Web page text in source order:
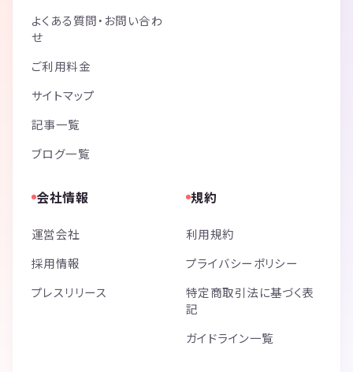
よくある質問・お問い合わ
せ
ご利用料金
サイトマップ
記事一覧
ブログ一覧
会社情報
運営会社
採用情報
プレスリリース
規約
利用規約
プライバシーポリシー
特定商取引法に基づく表
記
ガイドライン一覧